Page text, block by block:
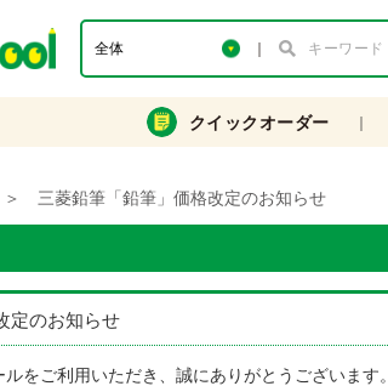
クイックオーダー
＞ 三菱鉛筆「鉛筆」価格改定のお知らせ
定のお知らせ
をご利用いただき、誠にありがとうございます。